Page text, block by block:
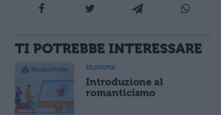
TI POTREBBE INTERESSARE
FILOSOFIA
Introduzione al
romanticismo